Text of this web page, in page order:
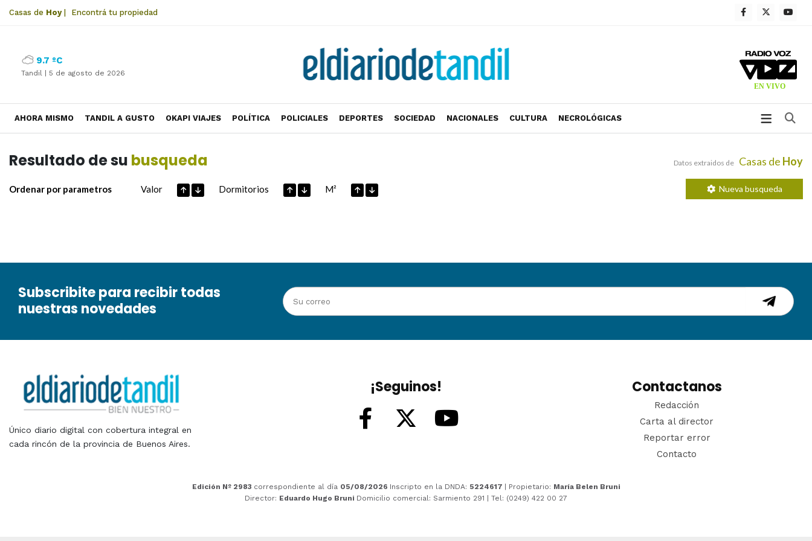
Casas de Hoy| Encontrá tu propiedad
9.7 ºC
Tandil | 5 de agosto de 2026
AHORA MISMO TANDIL A GUSTO OKAPI VIAJES POLÍTICA POLICIALES DEPORTES SOCIEDAD NACIONALES CULTURA NECROLÓGICAS
Resultado de su busqueda Datos extraidos de Casas de Hoy
Ordenar por parametros Valor Dormitorios M² Nueva busqueda
Subscribite para recibir todas
nuestras novedades
Único diario digital con cobertura integral en
cada rincón de la provincia de Buenos Aires.
¡Seguinos! Contactanos
Redacción
Carta al director
Reportar error
Contacto
Edición Nº 2983 correspondiente al día 05/08/2026 Inscripto en la DNDA: 5224617 | Propietario: María Belen Bruni
Director: Eduardo Hugo Bruni Domicilio comercial: Sarmiento 291 | Tel: (0249) 422 00 27